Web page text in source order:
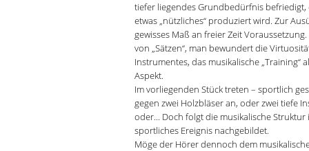
tiefer liegendes Grundbedürfnis
etwas „nützliches“ produziert wird. Zur
gewisses Maß an freier Zeit Voraussetzung.
von „Sätzen“, man bewundert die
Instrumentes, das musikalische
Aspekt.
Im vorliegenden Stück treten – sportlich
gegen zwei Holzbläser an, oder zwei tiefe
oder... Doch folgt die musikalische
sportliches Ereignis nachgebildet.
Möge der Hörer dennoch dem